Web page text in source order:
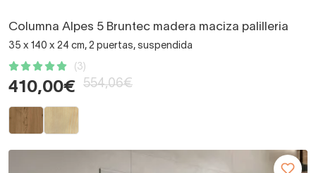
Columna Alpes 5 Bruntec madera maciza palilleria
35 x 140 x 24 cm, 2 puertas, suspendida
(3)
410,00€ 554,06€